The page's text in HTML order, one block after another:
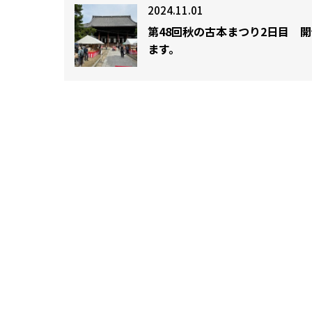
2024.11.01
第48回秋の古本まつり2日目
ます。